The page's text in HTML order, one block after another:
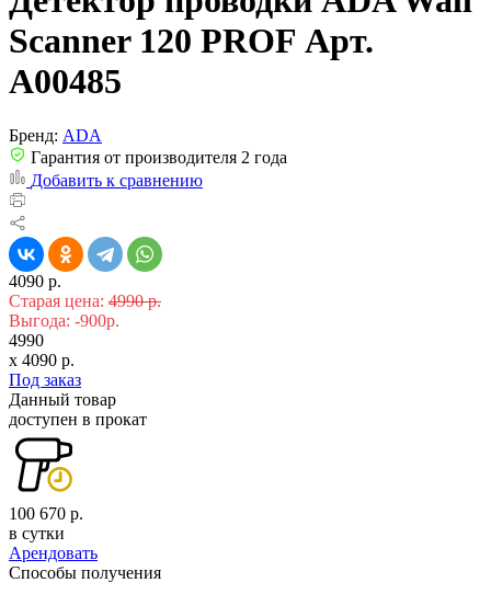
Scanner 120 PROF Арт.
А00485
Бренд: ADA
Гарантия от производителя 2 года
Добавить к сравнению
4090 р.
Старая цена: 4990 р.
Выгода: -900р.
4990
x 4090 р.
Под заказ
Данный товар
доступен в прокат
100 670 р.
в сутки
Арендовать
Способы получения